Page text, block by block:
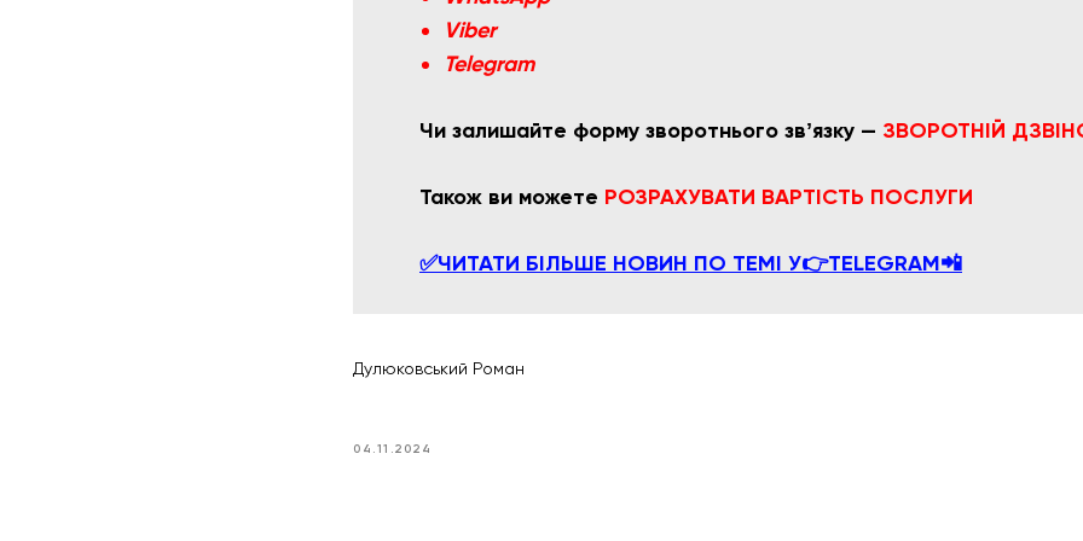
Viber
Telegram
Чи залишайте форму зворотнього звʼязку — ЗВОРОТНІЙ
Також ви можете РОЗРАХУВАТИ ВАРТІСТЬ ПОСЛУГИ
✅ЧИТАТИ БІЛЬШЕ НОВИН ПО ТЕМІ У👉TELEGRAM📲
Дулюковський Роман
04.11.2024